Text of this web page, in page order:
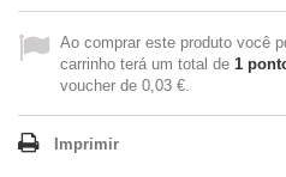
Ao comprar este produto você
carrinho terá um total de 1
voucher de 0,03 €.
Imprimir